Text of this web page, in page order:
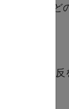
レートなど
ルールの違反